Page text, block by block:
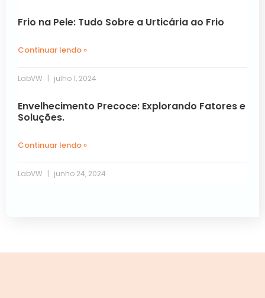
Frio na Pele: Tudo Sobre a Urticária ao Frio
Continuar lendo »
LabVW julho 1, 2024
Envelhecimento Precoce: Explorando Fatores e
Soluções.
Continuar lendo »
LabVW junho 24, 2024